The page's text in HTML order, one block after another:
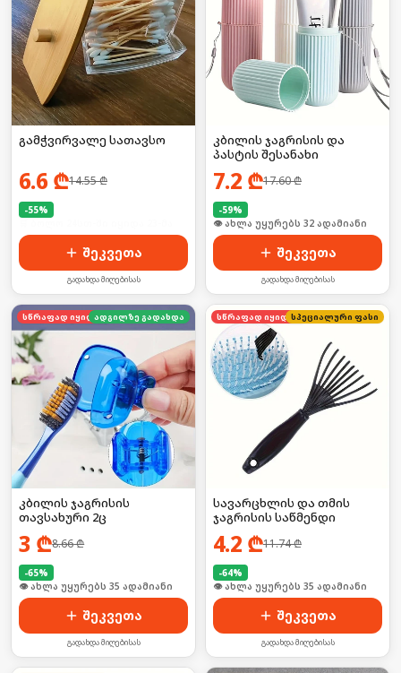
გამჭვირვალე სათავსო
6.6 ₾14.55₾
-55%
შეკვეთა
გადახდა მიღებისას
კბილის ჯაგრისის და
პასტის შესანახი
7.2 ₾17.60₾
-59%
🛒 ბოლო 24სთ-ში იყიდა 43-მა
შეკვეთა
გადახდა მიღებისას
სწრაფად იყიდება
ადგილზე გადახდა
კბილის ჯაგრისის
თავსახური 2ც
3 ₾8.66₾
-65%
🛒 ბოლო 24სთ-ში იყიდა 53-მა
შეკვეთა
გადახდა მიღებისას
სწრაფად იყიდება
სპეციალური ფასი
სავარცხლის და თმის
ჯაგრისის საწმენდი
4.2 ₾11.74₾
-64%
🛒 ბოლო 24სთ-ში იყიდა 53-მა
შეკვეთა
გადახდა მიღებისას